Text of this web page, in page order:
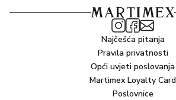
Kompletan i aktualan popis sastojaka
Najčešća pitanja
Pravila privatnosti
Opći uvjeti poslovanja
Martimex Loyalty Card
Poslovnice